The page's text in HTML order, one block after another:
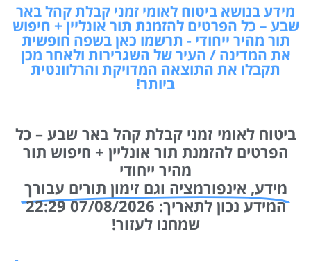
מידע בנושא ביטוח לאומי זמני קבלת קהל באר
שבע – כל הפרטים להזמנת תור אונליין + חיפוש
תור מהיר ייחודי - תרשמו כאן בשפה חופשית
את המדינה / העיר של השגרירות ולאחר מכן
תקבלו את התוצאה המדויקת והרלוונטית
ביותר!
ביטוח לאומי זמני קבלת קהל באר שבע – כל
הפרטים להזמנת תור אונליין + חיפוש תור
מהיר ייחודי
מידע, אינפורמציה וגם זימון תורים עבורך
המידע נכון לתאריך: 07/08/2026 22:29
שמחנו לעזור!